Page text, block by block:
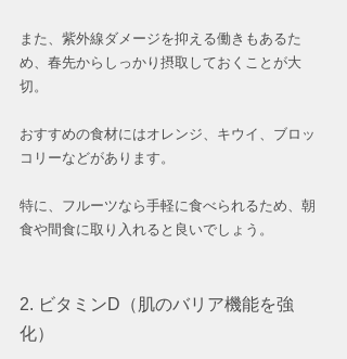
また、紫外線ダメージを抑える働きもあるた
め、春先からしっかり摂取しておくことが大
切。
おすすめの食材にはオレンジ、キウイ、ブロッ
コリーなどがあります。
特に、フルーツなら手軽に食べられるため、朝
食や間食に取り入れると良いでしょう。
2. ビタミンD（肌のバリア機能を強
化）